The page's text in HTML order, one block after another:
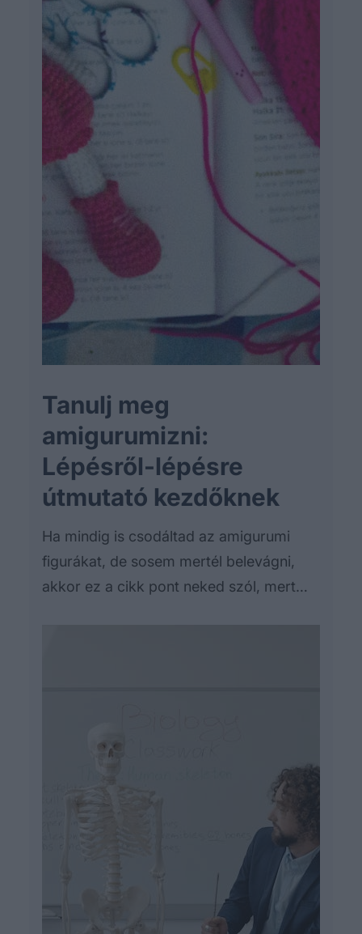
Tanulj meg
amigurumizni:
Lépésről-lépésre
útmutató kezdőknek
Ha mindig is csodáltad az amigurumi
figurákat, de sosem mertél belevágni,
akkor ez a cikk pont neked szól, mert